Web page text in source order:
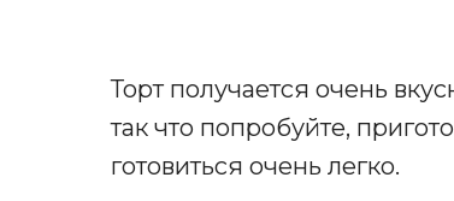
Торт получается очень
так что попробуйте,
готовиться очень легко.